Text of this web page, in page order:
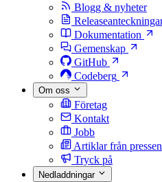
Blogg & nyheter
Dokumentation
Gemenskap
GitHub
Codeberg
Om oss
Företag
Kontakt
Jobb
Artiklar från pressen
Tryck på
Nedladdningar